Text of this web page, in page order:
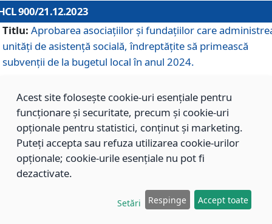
900/21.12.2023
Titlu: Aprobarea asociațiilor şi fundațiilor care
unități de asistenţă socială, îndreptăţite să primească
subvenţii de la bugetul local în anul 2024.
899/21.12.2023
Aprobarea standardelor de cost pentru serviciile
sociale furnizate în cadrul Direcției de Asistență Socială
Brașov, pentru anul 2024.
Modificarea Anexei la H.C.L. nr. 91 din 09.02.2018,
Acest site folosește cookie-uri esențiale pentru
funcționare și securitate, precum și cookie-uri
opționale pentru statistici, conținut și marketing.
Puteți accepta sau refuza utilizarea cookie-urilor
opționale; cookie-urile esențiale nu pot fi
dezactivate.
Setări Respinge Accept toate